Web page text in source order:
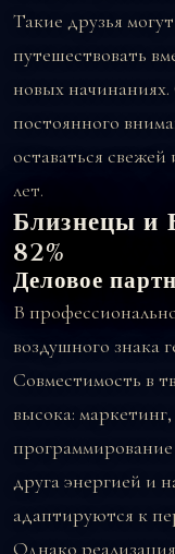
Такие друзья
путешествовать
новых
постоянного
оставаться
лет.
Близнецы и
82%
Деловое
В
воздушного знака
Совместимость в
высока:
друга энергией и
адаптируются к
Однако